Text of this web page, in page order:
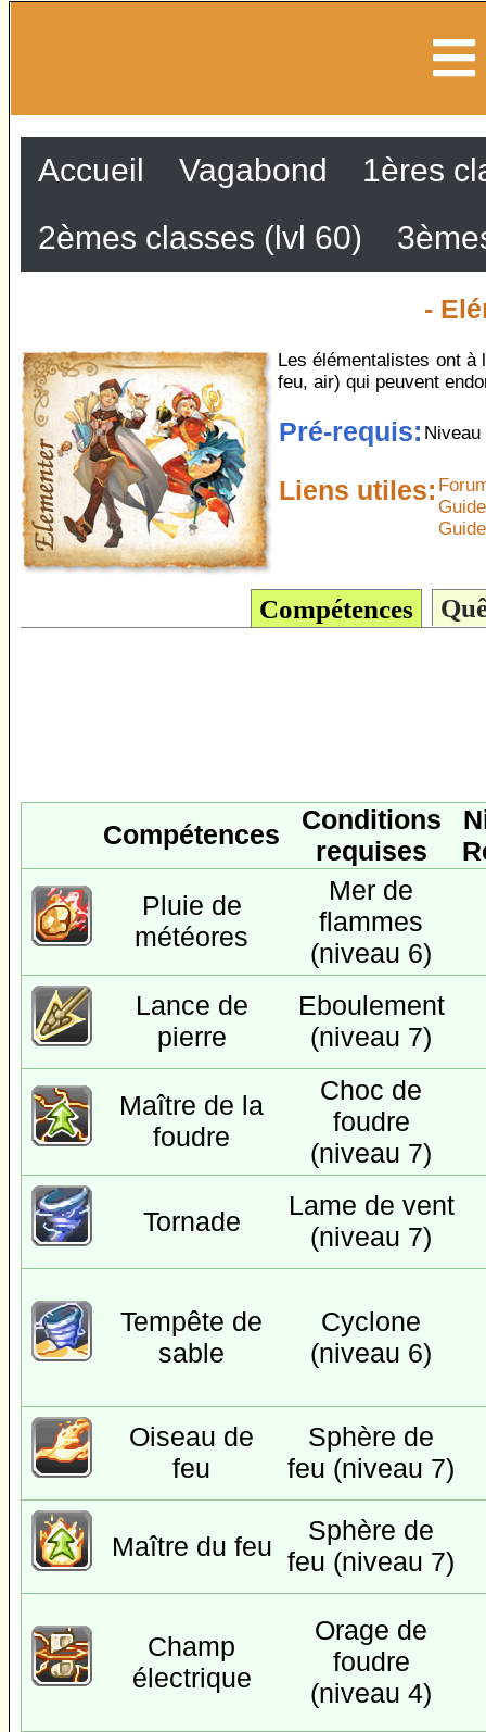
Accueil Vagabond
1ères
2èmes classes (lvl 60)
-
Les élémentalistes ont à
feu, air) qui peuvent
Pré-requis:
Liens utiles:
Compétences
Compétences
Conditions
requises
Pluie de
météores
Mer de
flammes
(niveau 6)
Lance de
pierre
Eboulement
(niveau 7)
Maître de la
foudre
Choc de
foudre
(niveau 7)
Tornade
Lame de vent
(niveau 7)
Tempête de
sable
Cyclone
(niveau 6)
Oiseau de
feu
Sphère de
feu (niveau 7)
Maître du feu
Sphère de
feu (niveau 7)
Champ
électrique
Orage de
foudre
(niveau 4)